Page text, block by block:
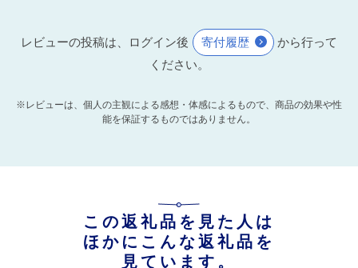
レビューの投稿は、ログイン後 寄付履歴
から行って
ください。
※レビューは、個人の主観による感想・体感によるもので、商品の効果や性
能を保証するものではありません。
この返礼品を見た人は
ほかにこんな返礼品を
見ています。